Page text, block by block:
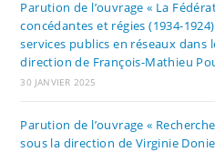
Parution de l’ouvrage « La
concédantes et régies (1934-
services publics en réseaux dans
direction de François-Mathieu
30 JANVIER 2025
Parution de l’ouvrage «
sous la direction de Virginie